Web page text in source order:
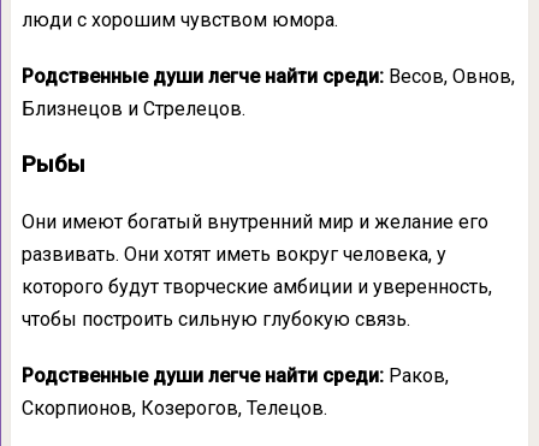
люди с хорошим чувством юмора.
Родственные души легче найти среди:Весов, Овнов,
Близнецов и Стрелецов.
Рыбы
Они имеют богатый внутренний мир и желание его
развивать. Они хотят иметь вокруг человека, у
которого будут творческие амбиции и уверенность,
чтобы построить сильную глубокую связь.
Родственные души легче найти среди:Раков,
Скорпионов, Козерогов, Телецов.